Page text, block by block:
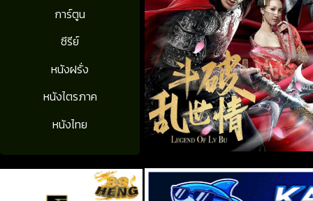
การ์ตูน
ซีรีย์
หนังฝรั่ง
หนังไตรภาค
หนังไทย